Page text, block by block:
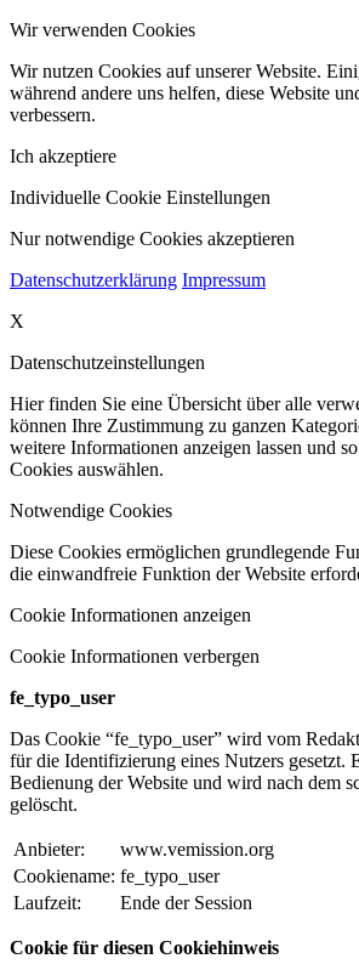
Wir verwenden Cookies
Wir nutzen Cookies auf unserer Website.
während andere uns helfen, diese Website
verbessern.
Ich akzeptiere
Individuelle Cookie Einstellungen
Nur notwendige Cookies akzeptieren
Datenschutzerklärung Impressum
X
Datenschutzeinstellungen
Hier finden Sie eine Übersicht über alle
können Ihre Zustimmung zu ganzen
weitere Informationen anzeigen lassen und
Cookies auswählen.
Notwendige Cookies
Diese Cookies ermöglichen grundlegende
die einwandfreie Funktion der Website
Cookie Informationen anzeigen
Cookie Informationen verbergen
fe_typo_user
Das Cookie “fe_typo_user” wird vom
für die Identifizierung eines Nutzers gesetzt.
Bedienung der Website und wird nach dem
gelöscht.
Anbieter:
www.vemission.org
Cookiename: fe_typo_user
Laufzeit:
Ende der Session
Cookie für diesen Cookiehinweis